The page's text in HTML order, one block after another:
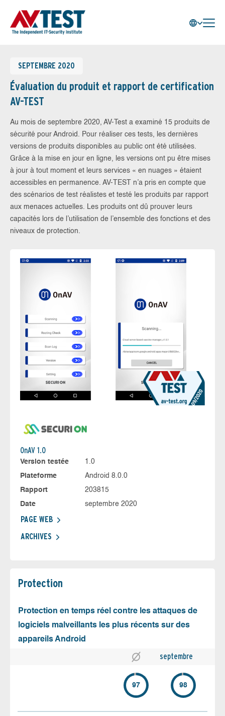
SEPTEMBRE 2020
Évaluation du produit et rapport de certification
AV-TEST
Au mois de septembre 2020, AV-Test a examiné 15 produits de
sécurité pour Android. Pour réaliser ces tests, les dernières
versions de produits disponibles au public ont été utilisées.
Grâce à la mise en jour en ligne, les versions ont pu être mises
à jour à tout moment et leurs services « en nuages » étaient
accessibles en permanence. AV-TEST n’a pris en compte que
des scénarios de test réalistes et testé les produits par rapport
aux menaces actuelles. Les produits ont dû prouver leurs
capacités lors de l’utilisation de l’ensemble des fonctions et des
niveaux de protection.
OnAV 1.0
Version testée
1.0
Plateforme
Android 8.0.0
Rapport
203815
Date
septembre 2020
PAGE WEB
ARCHIVES
Protection
Protection en temps réel contre les attaques de
logiciels malveillants les plus récents sur des
appareils Android
septembre
97 98